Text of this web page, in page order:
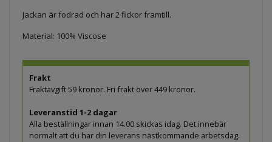
Jackan är fodrad och har 2 fickor framtill.
Material: 100% Viscose
Frakt
Fraktavgift 59 kronor. Fri frakt över 449 kronor.
Leveranstid 1-2 dagar
Alla beställningar innan 14.00 skickas idag. Det innebär
normalt att du har din leverans nästkommande arbetsdag.